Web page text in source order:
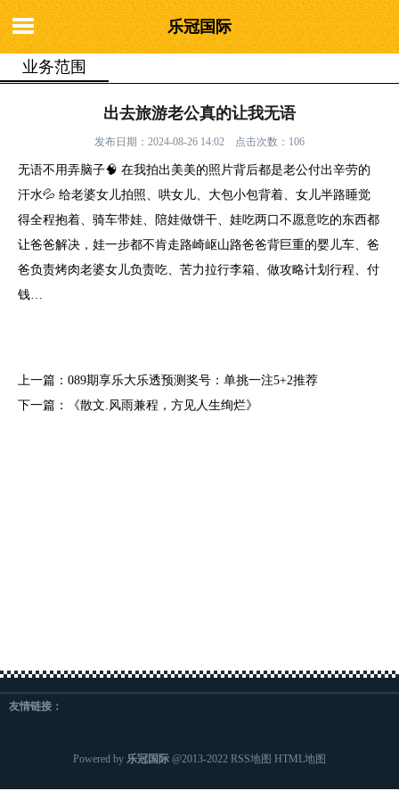
乐冠国际
业务范围
出去旅游老公真的让我无语
发布日期：2024-08-26 14:02 点击次数：106
无语不用弄脑子🧠 在我拍出美美的照片背后都是老公付出辛劳的
汗水💦 给老婆女儿拍照、哄女儿、大包小包背着、女儿半路睡觉
得全程抱着、骑车带娃、陪娃做饼干、娃吃两口不愿意吃的东西都
让爸爸解决，娃一步都不肯走路崎岖山路爸爸背巨重的婴儿车、爸
爸负责烤肉老婆女儿负责吃、苦力拉行李箱、做攻略计划行程、付
钱…
上一篇： 089期享乐大乐透预测奖号：单挑一注5+2推荐
下一篇：
《散文.风雨兼程，方见人生绚烂》
友情链接：
Powered by 乐冠国际 @2013-2022 RSS地图 HTML地图